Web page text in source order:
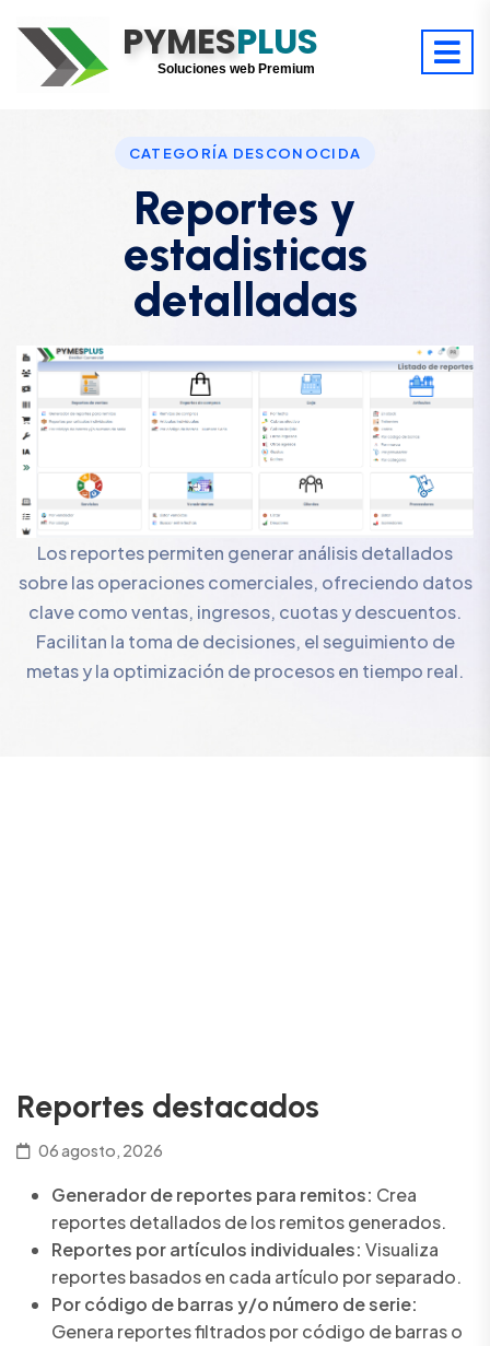
PYMESPLUS
Digitaliza tu éxito
Soluciones web Premium
CATEGORÍA DESCONOCIDA
Reportes y
estadisticas
detalladas
Los reportes permiten generar análisis detallados
sobre las operaciones comerciales, ofreciendo datos
clave como ventas, ingresos, cuotas y descuentos.
Facilitan la toma de decisiones, el seguimiento de
metas y la optimización de procesos en tiempo real.
Reportes destacados
06 agosto, 2026
Generador de reportes para remitos: Crea
reportes detallados de los remitos generados.
Reportes por artículos individuales: Visualiza
reportes basados en cada artículo por separado.
Por código de barras y/o número de serie:
Genera reportes filtrados por código de barras o